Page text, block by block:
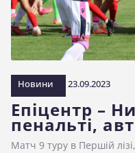
Новини 23.09.2023
Епіцентр –
пенальті,
Матч 9 туру в Першій